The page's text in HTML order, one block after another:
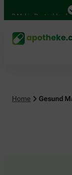
Mal in Deutschland
Home Gesund